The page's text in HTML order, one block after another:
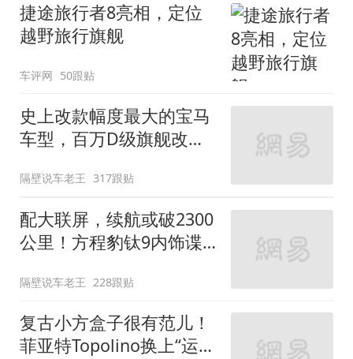
捷途旅行者8亮相，定位
越野旅行旗舰
车评网 50跟贴
史上改款幅度最大的宝马
车型，百万D级旗舰改款
下线
隔壁说车老王 317跟贴
配大联屏，续航或破2300
公里！方程豹钛9内饰谍
隔壁说车老王 228跟贴
复古小方盒子很有范儿！
菲亚特Topolino换上“运动